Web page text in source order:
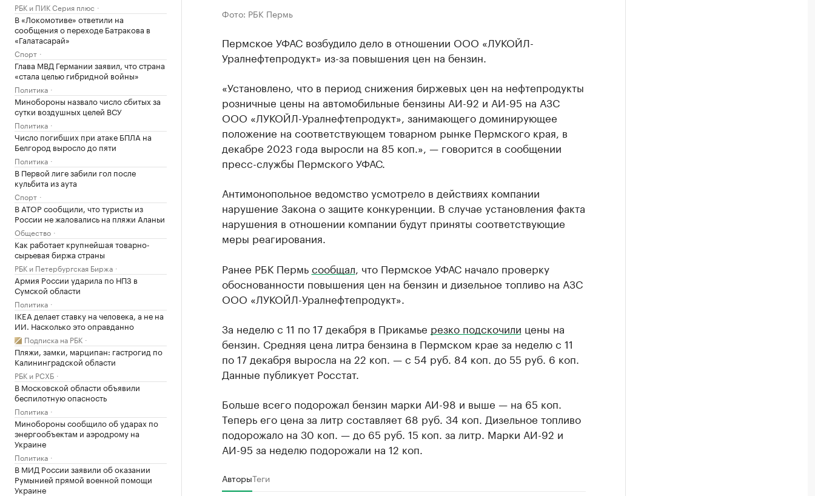
РБК и ПИК Серия плюс
В «Локомотиве» ответили на
сообщения о переходе Батракова в
«Галатасарай»
Спорт
Глава МВД Германии заявил, что страна
«стала целью гибридной войны»
Политика
Минобороны назвало число сбитых за
сутки воздушных целей ВСУ
Политика
Число погибших при атаке БПЛА на
Белгород выросло до пяти
Политика
В Первой лиге забили гол после
кульбита из аута
Спорт
В АТОР сообщили, что туристы из
России не жаловались на пляжи Аланьи
Общество
Как работает крупнейшая товарно-
сырьевая биржа страны
РБК и Петербургская Биржа
Армия России ударила по НПЗ в
Сумской области
Политика
IKEA делает ставку на человека, а не на
ИИ. Насколько это оправданно
Подписка на РБК
Пляжи, замки, марципан: гастрогид по
Калининградской области
РБК и РСХБ
В Московской области объявили
беспилотную опасность
Политика
Минобороны сообщило об ударах по
энергообъектам и аэродрому на
Украине
Политика
В МИД России заявили об оказании
Румынией прямой военной помощи
Украине
Фото: РБК Пермь
Пермское УФАС возбудило дело в отношении ООО «ЛУКОЙЛ-
Уралнефтепродукт» из-за повышения цен на бензин.
«Установлено, что в период снижения биржевых цен на нефтепродукты
розничные цены на автомобильные бензины АИ-92 и АИ-95 на АЗС
ООО «ЛУКОЙЛ-Уралнефтепродукт», занимающего доминирующее
положение на соответствующем товарном рынке Пермского края, в
декабре 2023 года выросли на 85 коп.», — говорится в сообщении
пресс-службы Пермского УФАС.
Антимонопольное ведомство усмотрело в действиях компании
нарушение Закона о защите конкуренции. В случае установления факта
нарушения в отношении компании будут приняты соответствующие
меры реагирования.
Ранее РБК Пермьсообщал , что Пермское УФАС начало проверку
обоснованности повышения цен на бензин и дизельное топливо на АЗС
ООО «ЛУКОЙЛ-Уралнефтепродукт».
За неделю с 11 по 17 декабря в Прикамье резко подскочили цены на
бензин. Средняя цена литра бензина в Пермском крае за неделю с 11
по 17 декабря выросла на 22 коп. — с 54 руб. 84 коп. до 55 руб. 6 коп.
Данные публикует Росстат.
Больше всего подорожал бензин марки АИ-98 и выше — на 65 коп.
Теперь его цена за литр составляет 68 руб. 34 коп. Дизельное топливо
подорожало на 30 коп. — до 65 руб. 15 коп. за литр. Марки АИ-92 и
АИ-95 за неделю подорожали на 12 коп.
АвторыТеги